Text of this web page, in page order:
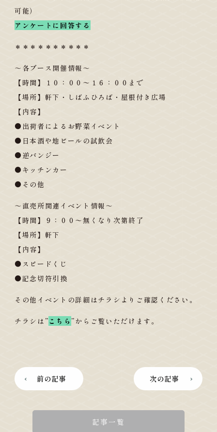
可能）
アンケートに回答する
＊＊＊＊＊＊＊＊＊＊
～各ブース開催情報～
【時間】１０：００〜１６：００まで
【場所】軒下・しばふひろば・屋根付き広場
【内容】
●出荷者によるお野菜イベント
●日本酒や地ビールの試飲会
●逆バンジー
●キッチンカー
●その他
～直売所関連イベント情報～
【時間】９：００〜無くなり次第終了
【場所】軒下
【内容】
●スピードくじ
●記念切符引換
その他イベントの詳細はチラシよりご確認ください。
チラシは ” こちら ”からご覧いただけます。
前の記事 次の記事
記事一覧